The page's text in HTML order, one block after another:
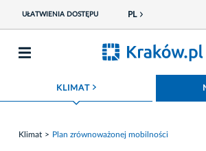
UŁATWIENIA DOSTĘPU PL
KLIMAT ROZWIŃ MENU
Klimat Plan zrównoważonej mobilności